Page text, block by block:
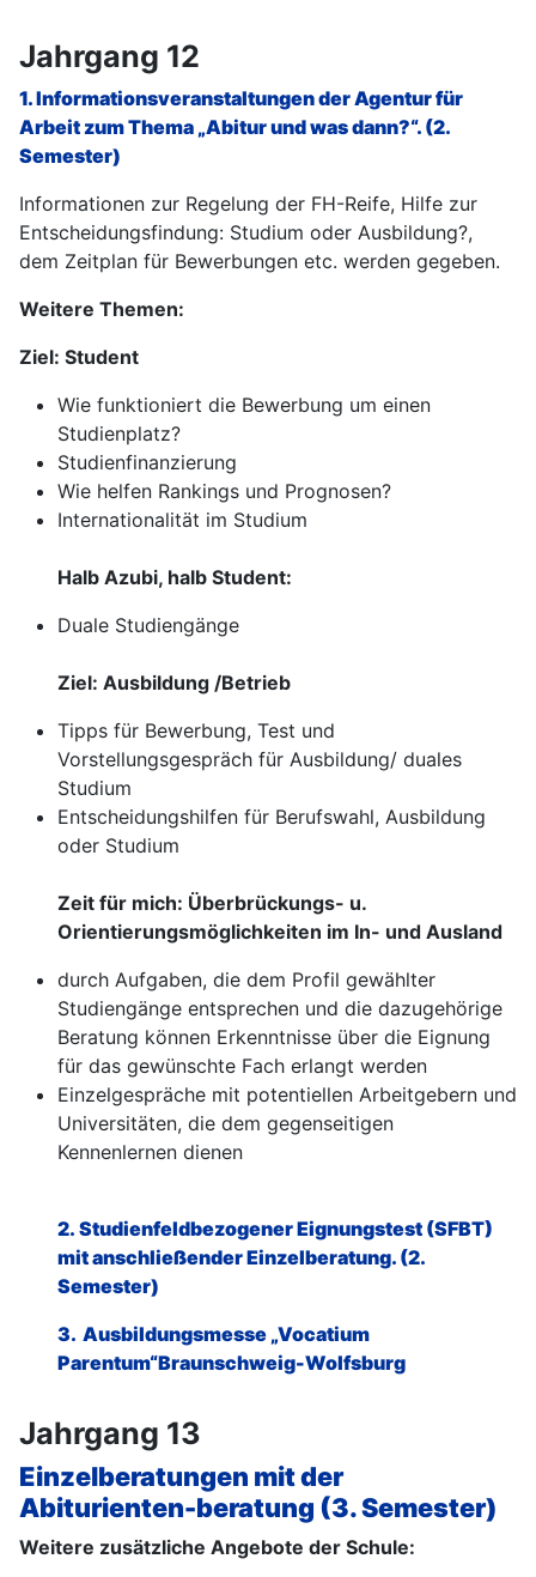
Jahrgang 12
1. Informationsveranstaltungen der Agentur für
Arbeit zum Thema „Abitur und was dann?“. (2.
Semester)
Informationen zur Regelung der FH-Reife, Hilfe zur
Entscheidungsfindung: Studium oder Ausbildung?,
dem Zeitplan für Bewerbungen etc. werden gegeben.
Weitere Themen:
Ziel: Student
Wie funktioniert die Bewerbung um einen
Studienplatz?
Studienfinanzierung
Wie helfen Rankings und Prognosen?
Internationalität im Studium
Halb Azubi, halb Student:
Duale Studiengänge
Ziel: Ausbildung /Betrieb
Tipps für Bewerbung, Test und
Vorstellungsgespräch für Ausbildung/ duales
Studium
Entscheidungshilfen für Berufswahl, Ausbildung
oder Studium
Zeit für mich: Überbrückungs- u.
Orientierungsmöglichkeiten im In- und Ausland
durch Aufgaben, die dem Profil gewählter
Studiengänge entsprechen und die dazugehörige
Beratung können Erkenntnisse über die Eignung
für das gewünschte Fach erlangt werden
Einzelgespräche mit potentiellen Arbeitgebern und
Universitäten, die dem gegenseitigen
Kennenlernen dienen
2. Studienfeldbezogener Eignungstest (SFBT)
mit anschließender Einzelberatung. (2.
Semester)
3. Ausbildungsmesse „Vocatium
Parentum“Braunschweig-Wolfsburg
Jahrgang 13
Einzelberatungen mit der
Abiturienten-beratung (3. Semester)
Weitere zusätzliche Angebote der Schule: